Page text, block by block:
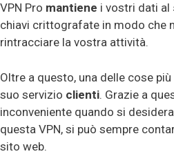
VPN Pro mantiene i vostri dati al
chiavi crittografate in modo che
rintracciare la vostra attività.
Oltre a questo, una delle cose
suo servizio clienti. Grazie a
inconveniente quando si
questa VPN, si può sempre
sito web.